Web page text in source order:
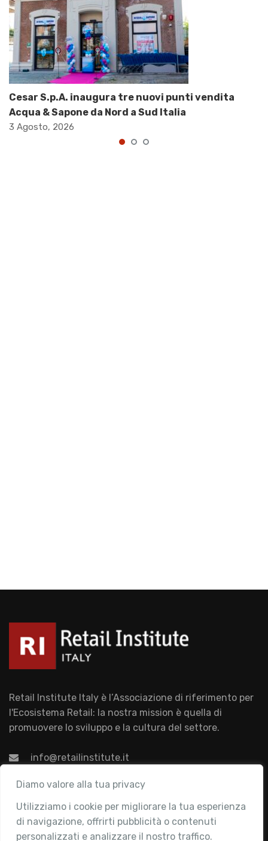
Diamo valore alla tua privacy
Utilizziamo i cookie per migliorare la tua esperienza
di navigazione, offrirti pubblicità o contenuti
personalizzati e analizzare il nostro traffico.
Cesar S.p.A. inaugura tre nuovi punti vendita
Acqua & Sapone da Nord a Sud Italia
3 Agosto, 2026
Retail Institute Italy è l’Associazione di riferimento per
l'Ecosistema Retail: la nostra mission è quella di
promuovere lo sviluppo e la cultura del settore.
info@retailinstitute.it
Associazione
Chi siamo
Attività